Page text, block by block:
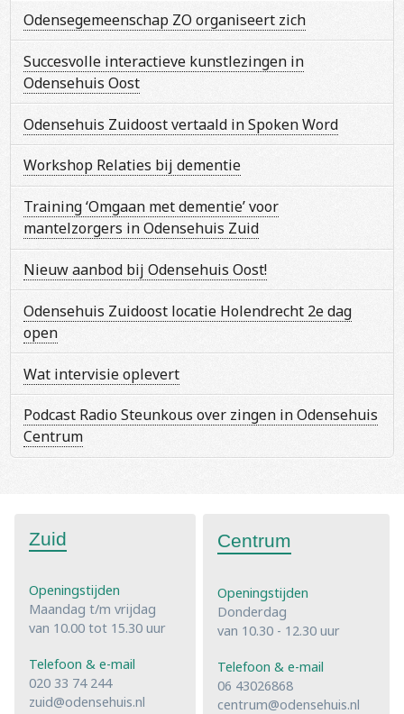
Odensegemeenschap ZO organiseert zich
Succesvolle interactieve kunstlezingen in
Odensehuis Oost
Odensehuis Zuidoost vertaald in Spoken Word
Workshop Relaties bij dementie
Training ‘Omgaan met dementie’ voor
mantelzorgers in Odensehuis Zuid
Nieuw aanbod bij Odensehuis Oost!
Odensehuis Zuidoost locatie Holendrecht 2e dag
open
Wat intervisie oplevert
Podcast Radio Steunkous over zingen in Odensehuis
Centrum
Zuid
Openingstijden
Maandag t/m vrijdag
van 10.00 tot 15.30 uur
Telefoon & e-mail
020 33 74 244
zuid@odensehuis.nl
Centrum
Openingstijden
Donderdag
van 10.30 - 12.30 uur
Telefoon & e-mail
06 43026868
centrum@odensehuis.nl